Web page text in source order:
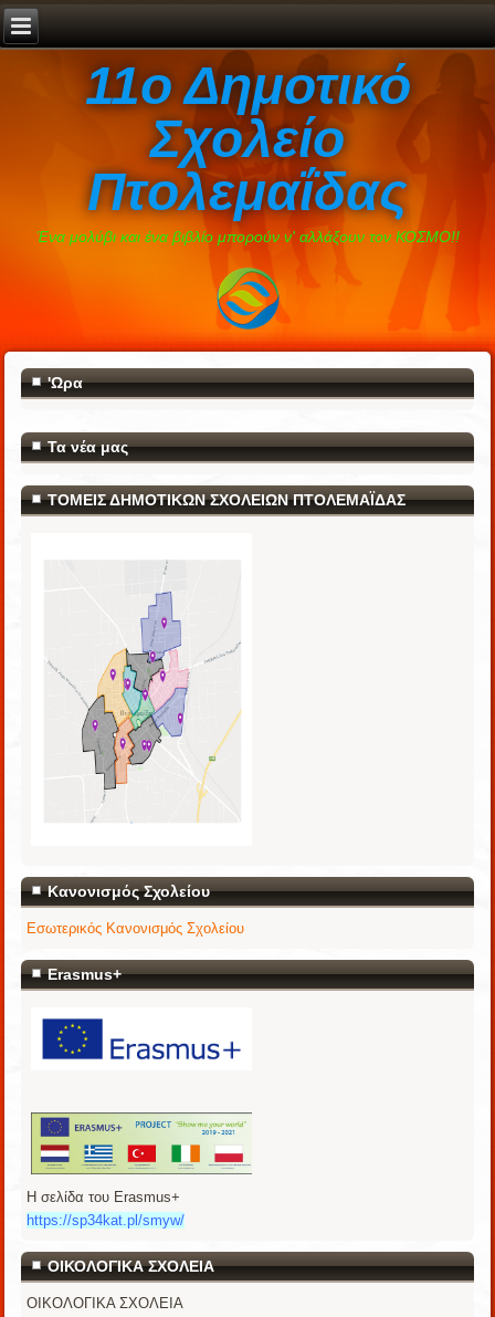
11ο Δημοτικό
Σχολείο
Πτολεμαΐδας
Ένα μολύβι και ένα βιβλίο μπορούν ν' αλλάξουν τον ΚΟΣΜΟ!!
'Ωρα
Τα νέα μας
ΤΟΜΕΙΣ ΔΗΜΟΤΙΚΩΝ ΣΧΟΛΕΙΩΝ ΠΤΟΛΕΜΑΪΔΑΣ
Κανονισμός Σχολείου
Εσωτερικός Κανονισμός Σχολείου
Erasmus+
Η σελίδα του Erasmus+
https://sp34kat.pl/smyw/
ΟΙΚΟΛΟΓΙΚΑ ΣΧΟΛΕΙΑ
ΟΙΚΟΛΟΓΙΚΑ ΣΧΟΛΕΙΑ